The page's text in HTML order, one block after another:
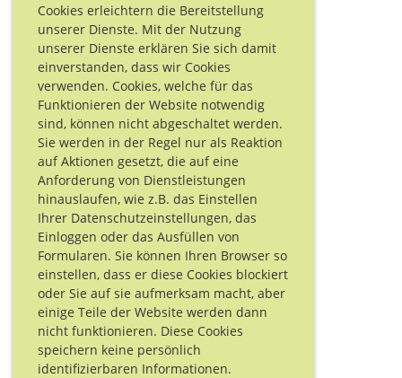
Cookies erleichtern die Bereitstellung
unserer Dienste. Mit der Nutzung
unserer Dienste erklären Sie sich damit
einverstanden, dass wir Cookies
verwenden. Cookies, welche für das
Funktionieren der Website notwendig
sind, können nicht abgeschaltet werden.
Sie werden in der Regel nur als Reaktion
auf Aktionen gesetzt, die auf eine
Anforderung von Dienstleistungen
hinauslaufen, wie z.B. das Einstellen
Ihrer Datenschutzeinstellungen, das
Einloggen oder das Ausfüllen von
Formularen. Sie können Ihren Browser so
einstellen, dass er diese Cookies blockiert
oder Sie auf sie aufmerksam macht, aber
einige Teile der Website werden dann
nicht funktionieren. Diese Cookies
speichern keine persönlich
identifizierbaren Informationen.